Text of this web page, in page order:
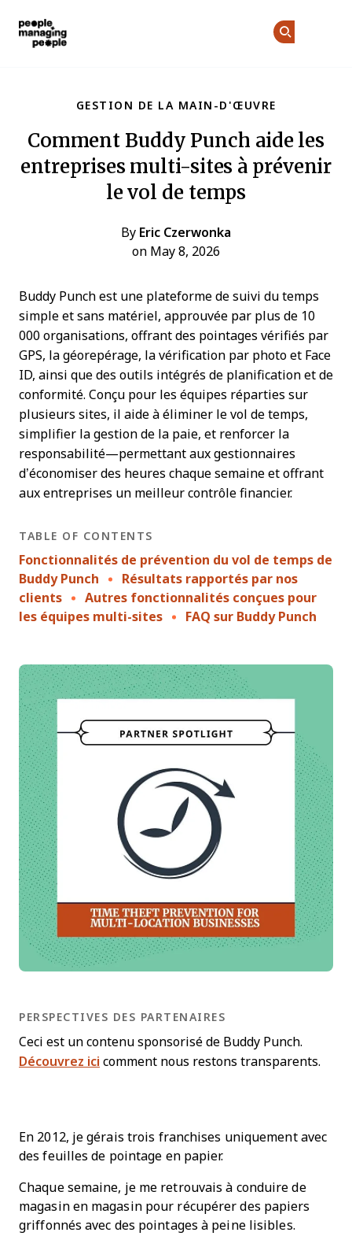
GESTION DE LA MAIN-D'ŒUVRE
Comment Buddy Punch aide les
entreprises multi-sites à prévenir
le vol de temps
By Eric Czerwonka
on May 8, 2026
Buddy Punch est une plateforme de suivi du temps
simple et sans matériel, approuvée par plus de 10
000 organisations, offrant des pointages vérifiés par
GPS, la géorepérage, la vérification par photo et Face
ID, ainsi que des outils intégrés de planification et de
conformité. Conçu pour les équipes réparties sur
plusieurs sites, il aide à éliminer le vol de temps,
simplifier la gestion de la paie, et renforcer la
responsabilité—permettant aux gestionnaires
d’économiser des heures chaque semaine et offrant
aux entreprises un meilleur contrôle financier.
TABLE OF CONTENTS
Fonctionnalités de prévention du vol de temps de
Buddy Punch
Résultats rapportés par nos
clients
Autres fonctionnalités conçues pour
les équipes multi-sites
FAQ sur Buddy Punch
PERSPECTIVES DES PARTENAIRES
Ceci est un contenu sponsorisé de Buddy Punch.
Découvrez ici comment nous restons transparents.
En 2012, je gérais trois franchises uniquement avec
des feuilles de pointage en papier.
Chaque semaine, je me retrouvais à conduire de
magasin en magasin pour récupérer des papiers
griffonnés avec des pointages à peine lisibles.